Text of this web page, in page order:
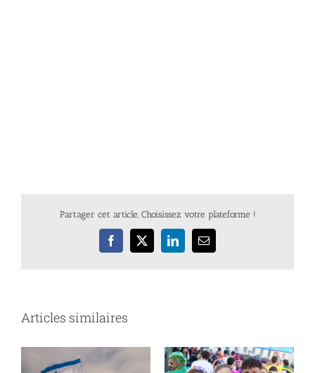
Partager cet article, Choisissez votre plateforme !
Facebook
X LinkedInEmail
Articles similaires